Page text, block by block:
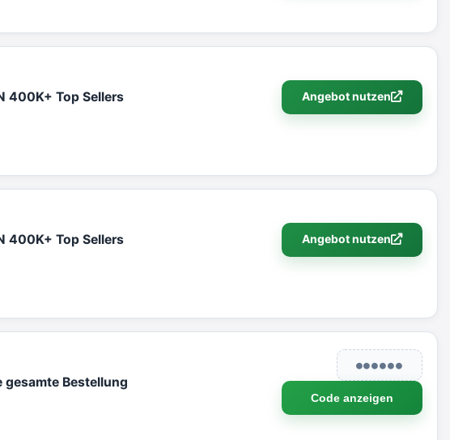
400K+ Top Sellers Angebot nutzen
400K+ Top Sellers Angebot nutzen
gesamte Bestellung
●●●●●●
Code anzeigen